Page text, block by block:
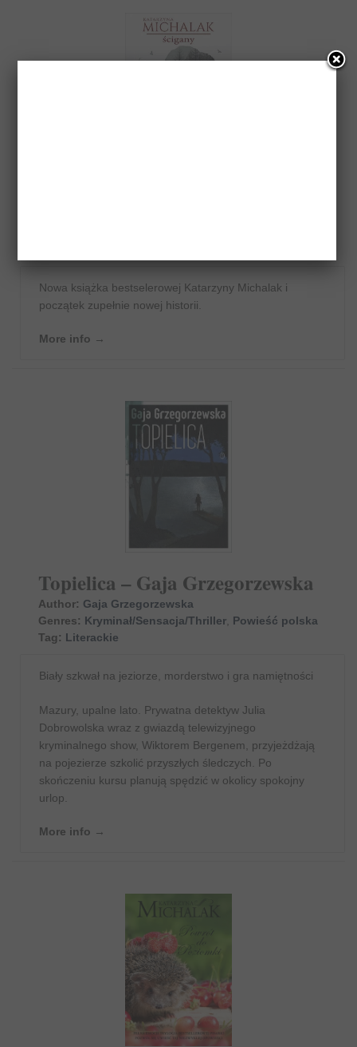
Nowa książka bestselerowej Katarzyny Michalak i
początek zupełnie nowej historii.
More info →
Topielica – Gaja Grzegorzewska
Author: Gaja Grzegorzewska
Genres: Kryminał/Sensacja/Thriller, Powieść polska
Tag: Literackie
Biały szkwał na jeziorze, morderstwo i gra namiętności
Mazury, upalne lato. Prywatna detektyw Julia
Dobrowolska wraz z gwiazdą telewizyjnego
kryminalnego show, Wiktorem Bergenem, przyjeżdżają
na pojezierze szkolić przyszłych śledczych. Po
skończeniu kursu planują spędzić w okolicy spokojny
urlop.
More info →